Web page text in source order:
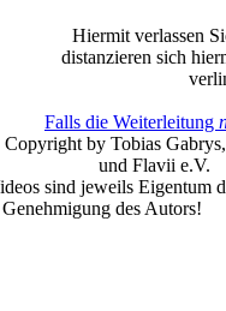
Hiermit verlassen
distanzieren sich
Falls die Weiterleitung
Copyright by Tobias
und Flavii e.V.
sind jeweils Eigentum
des Autors!